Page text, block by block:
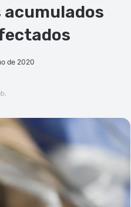
acumulados
de 2020